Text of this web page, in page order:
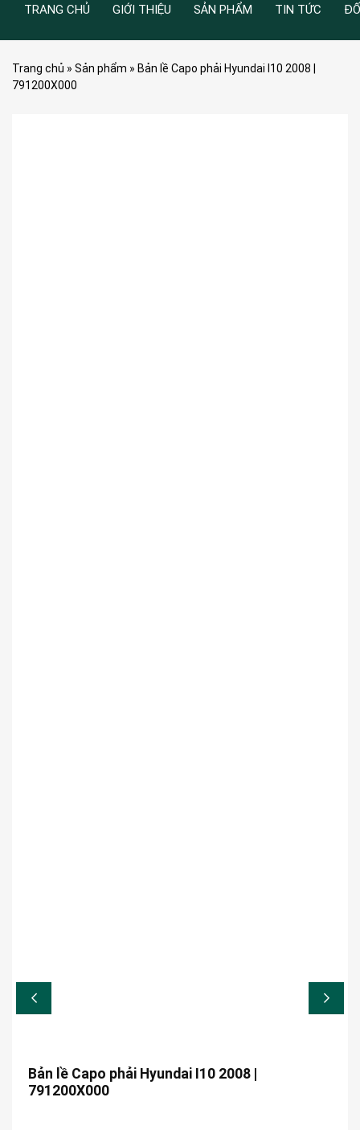
TRANG CHỦ GIỚI THIỆU SẢN PHẨM TIN TỨC
Trang chủ » Sản phẩm » Bản lề Capo phải Hyundai I10 2008 |
791200X000
Bản lề Capo phải Hyundai I10 2008 |
791200X000